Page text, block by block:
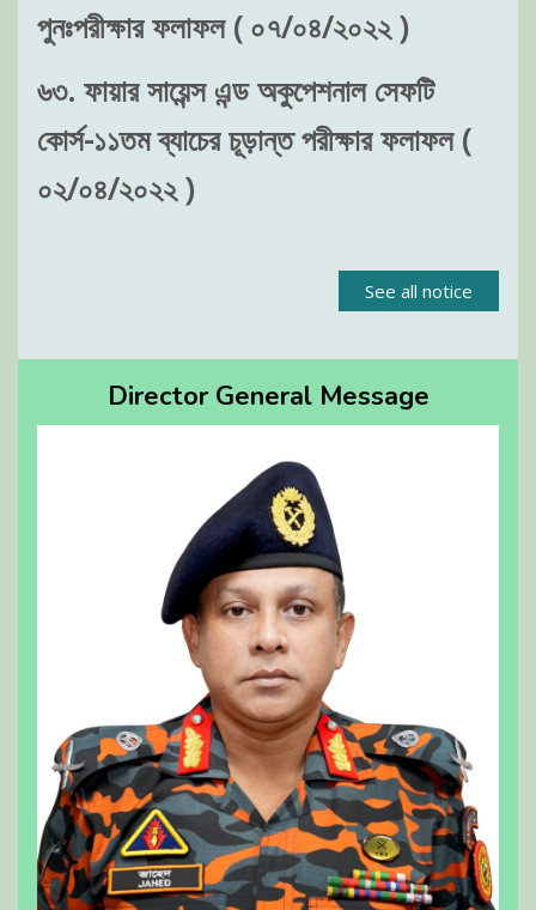
পুনঃপরীক্ষার ফলাফল ( ০৭/০৪/২০২২ )
৬৩. ফায়ার সায়েন্স এন্ড অকুপেশনাল সেফটি
কোর্স-১১তম ব্যাচের চূড়ান্ত পরীক্ষার ফলাফল (
০২/০৪/২০২২ )
See all notice
Director General Message